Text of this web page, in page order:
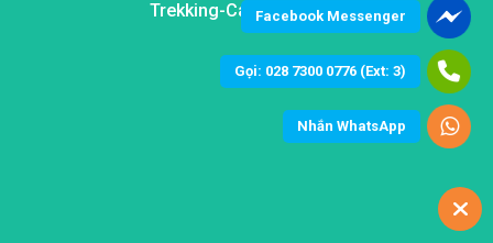
Trekking-Camping 2020
Facebook Messenger
Gọi: 028 7300 0776 (Ext: 3)
Nhắn WhatsApp